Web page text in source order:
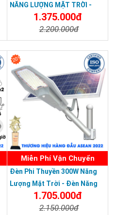
NĂNG LƯỢNG MẶT TRỜI -
Solar Light KUNGFU SOLAR
1.375.000đ
2.200.000đ
20%
Miễn Phí Vận Chuyển
Đèn Phi Thuyền 300W Năng
Lượng Mặt Trời - Đèn Năng
Lượng Mặt Trời Solar Light
KUNGFU Phi Thuyền 300W Giá
1.705.000đ
2.150.000đ